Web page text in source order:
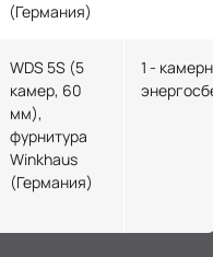
(Германия)
WDS 5S (5
камер, 60
мм),
фурнитура
Winkhaus
(Германия)
1 -